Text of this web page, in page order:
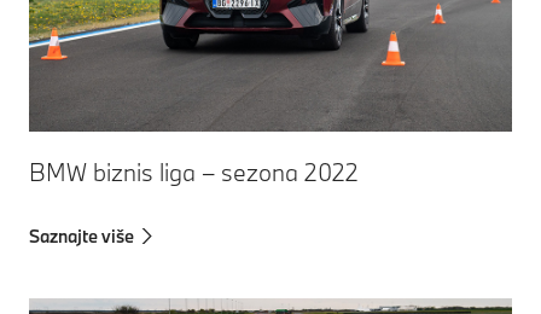
BMW biznis liga – sezona 2022
Saznajte više